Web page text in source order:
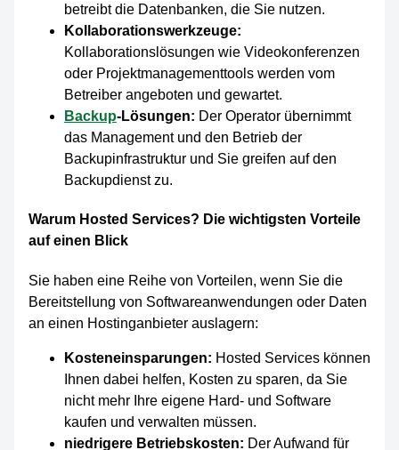
betreibt die Datenbanken, die Sie nutzen.
Kollaborationswerkzeuge:
Kollaborationslösungen wie Videokonferenzen
oder Projektmanagementtools werden vom
Betreiber angeboten und gewartet.
Backup-Lösungen: Der Operator übernimmt
das Management und den Betrieb der
Backupinfrastruktur und Sie greifen auf den
Backupdienst zu.
Warum Hosted Services? Die wichtigsten Vorteile
auf einen Blick
Sie haben eine Reihe von Vorteilen, wenn Sie die
Bereitstellung von Softwareanwendungen oder Daten
an einen Hostinganbieter auslagern:
Kosteneinsparungen: Hosted Services können
Ihnen dabei helfen, Kosten zu sparen, da Sie
nicht mehr Ihre eigene Hard- und Software
kaufen und verwalten müssen.
niedrigere Betriebskosten: Der Aufwand für